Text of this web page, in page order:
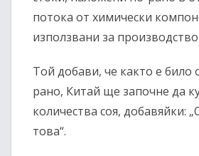
потока от химически
използвани за
Той добави, че както е било
рано, Китай ще започне да
количества соя, добавяйки:
това“.